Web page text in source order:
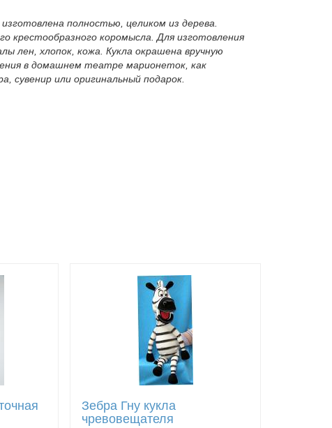
полностью, целиком из дерева.
крестообразного коромысла. Для изготовления
лен, хлопок, кожа. Кукла окрашена вручную
в домашнем театре марионеток, как
или оригинальный подарок.
Зебра Гну кукла
чревовещателя